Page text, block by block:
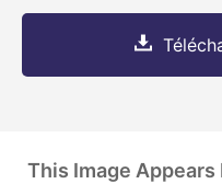
This Image Appears